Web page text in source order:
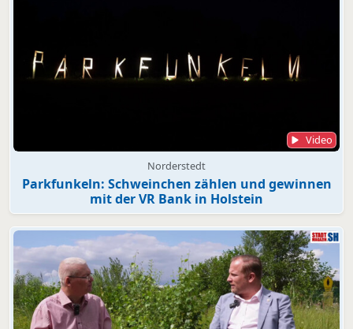
Video
Norderstedt
Parkfunkeln: Schweinchen zählen und gewinnen
mit der VR Bank in Holstein